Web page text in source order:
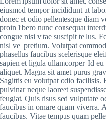
eiusmod tempor incididunt ut
donec et odio pellentesque diam
proin libero nunc consequat
congue nisi vitae suscipit tellus.
nisl vel pretium. Volutpat
phasellus faucibus scelerisque
sapien et ligula ullamcorper. Id
aliquet. Magna sit amet purus
Sagittis eu volutpat odio facilisis.
pulvinar neque laoreet
feugiat. Quis risus sed vulputate
faucibus in ornare quam viverra.
faucibus. Vitae tempus quam